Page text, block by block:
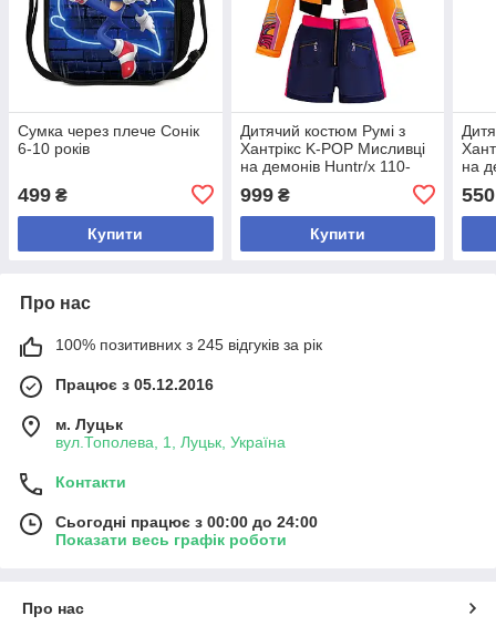
Сумка через плече Сонік
6-10 років
499 ₴
Купити
Дитячий костюм Румі з
Хантрікс K-POP Мисливці
на демонів Huntr/x 110-
999₴
Купити
на
550
Про нас
100% позитивних з 245 відгуків за рік
Працює з 05.12.2016
м. Луцьк
вул.Тополева, 1, Луцьк, Україна
Контакти
Сьогодні працює з 00:00 до 24:00
Показати весь графік роботи
Про нас